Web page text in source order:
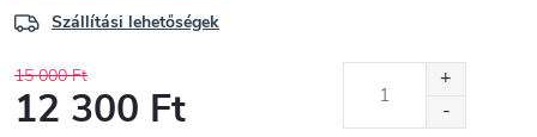
Szállítási lehetőségek
15 000 Ft
12 300 Ft